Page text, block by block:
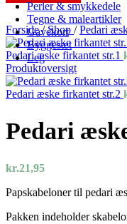
Perler & smykkedele
Tegne & maleartikler
Gavekort
Byggesæt
Leg
Forside/ Shop / Pedari
Pedari æske firkantet str.1
Produktoversigt
Pedari æske firkantet str.2
Pedari
kr.21,95
Papskabeloner til pedari
Pakken indeholder